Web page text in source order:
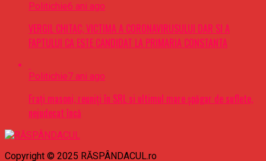
Politichie6 ani ago
VERGIL CHITAC, VICTIMA A CORONAVIRUSULUI DAR SI A
FAPTULUI CA ESTE CANDIDAT LA PRIMARIA CONSTANTA
Politichie7 ani ago
Frați masoni, reuniți în SRL si ultimul mare șpăgar de suflete,
nejudecat încă
Copyright © 2025 RĂSPÂNDACUL.ro